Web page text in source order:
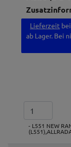
Lieferzeit
ab Lager. Bei
- L551 NEW